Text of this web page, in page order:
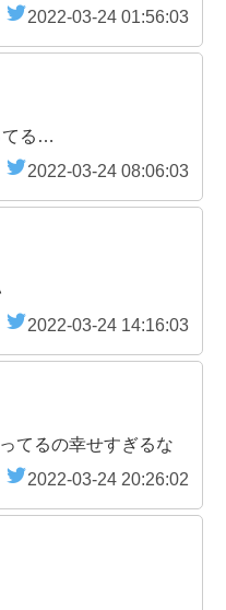
2022-03-24 01:56:03
てる…
2022-03-24 08:06:03
2022-03-24 14:16:03
てるの幸せすぎるな
2022-03-24 20:26:02